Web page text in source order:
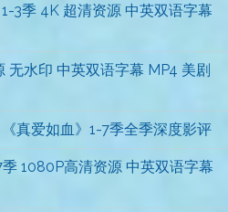
3季 4K 超清资源 中英双语字幕
无水印 中英双语字幕 MP4 美剧
真爱如血》1-7季全季深度影评
1080P高清资源 中英双语字幕